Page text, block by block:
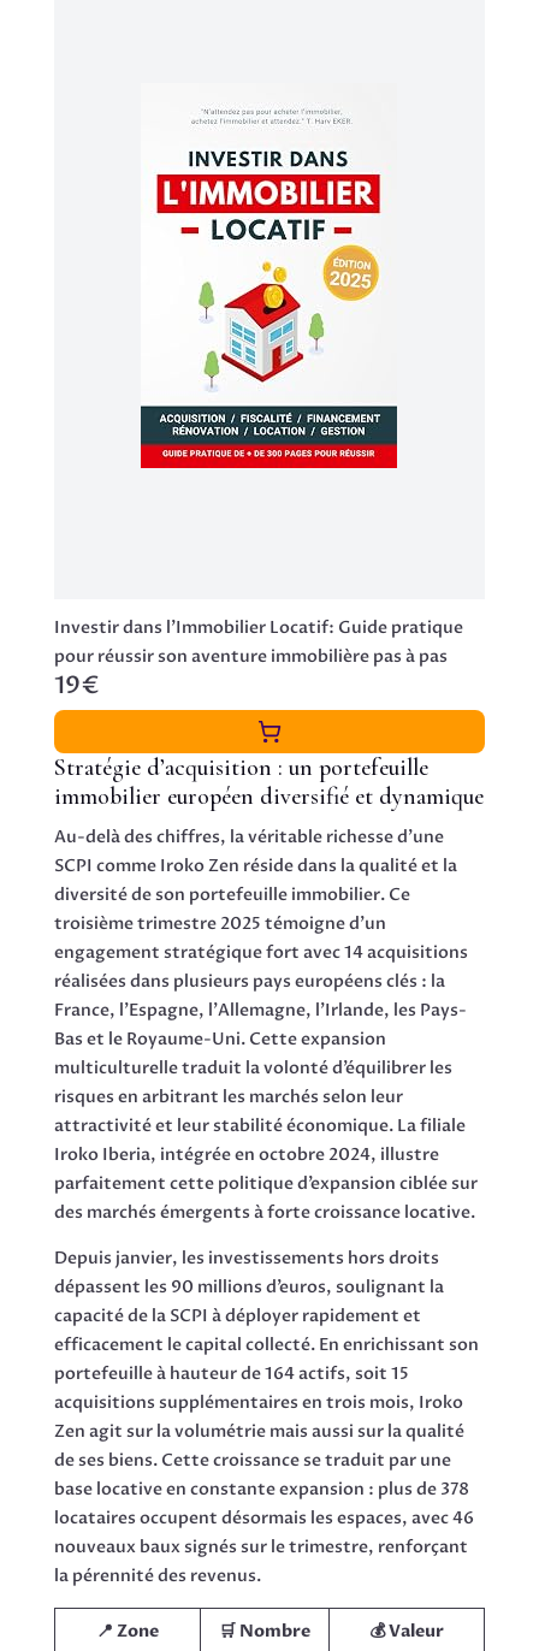
Investir dans l'Immobilier Locatif: Guide pratique
pour réussir son aventure immobilière pas à pas
19€
Stratégie d’acquisition : un portefeuille
immobilier européen diversifié et dynamique
Au-delà des chiffres, la véritable richesse d’une
SCPI comme Iroko Zen réside dans la qualité et la
diversité de son portefeuille immobilier. Ce
troisième trimestre 2025 témoigne d’un
engagement stratégique fort avec 14 acquisitions
réalisées dans plusieurs pays européens clés : la
France, l’Espagne, l’Allemagne, l’Irlande, les Pays-
Bas et le Royaume-Uni. Cette expansion
multiculturelle traduit la volonté d’équilibrer les
risques en arbitrant les marchés selon leur
attractivité et leur stabilité économique. La filiale
Iroko Iberia, intégrée en octobre 2024, illustre
parfaitement cette politique d’expansion ciblée sur
des marchés émergents à forte croissance locative.
Depuis janvier, les investissements hors droits
dépassent les 90 millions d’euros, soulignant la
capacité de la SCPI à déployer rapidement et
efficacement le capital collecté. En enrichissant son
portefeuille à hauteur de 164 actifs, soit 15
acquisitions supplémentaires en trois mois, Iroko
Zen agit sur la volumétrie mais aussi sur la qualité
de ses biens. Cette croissance se traduit par une
base locative en constante expansion : plus de 378
locataires occupent désormais les espaces, avec 46
nouveaux baux signés sur le trimestre, renforçant
la pérennité des revenus.
📍 Zone
🛒 Nombre
💰 Valeur